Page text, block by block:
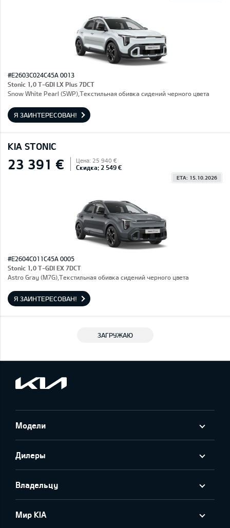
#E2603C024C45A 0013
Stonic 1,0 T-GDI LX Plus 7DCT
Snow White Pearl (SWP),Текстильная обивка сидений черного цвета
Я ЗАИНТЕРЕСОВАН!
KIA STONIC
23 391 € Цена: 25 940 €
Скидка: 2 549 €
ETA: 15.10.2026
#E2604C011C45A 0005
Stonic 1,0 T-GDI EX 7DCT
Astro Gray (M7G),Текстильная обивка сидений черного цвета
Я ЗАИНТЕРЕСОВАН!
ЗАГРУЖАЮ
Модели
Дилеры
Владельцу
Мир KIA